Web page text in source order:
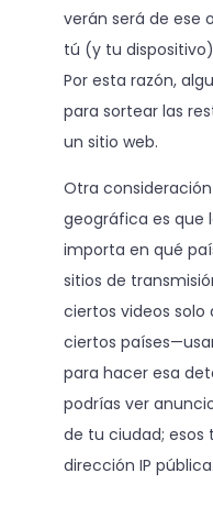
verán será de ese
tú (y tu
Por esta razón,
para sortear las
un sitio web.
Otra
geográfica es que
importa en qué
sitios de
ciertos videos solo
ciertos
para hacer esa
podrías ver
de tu ciudad;
dirección IP pública.